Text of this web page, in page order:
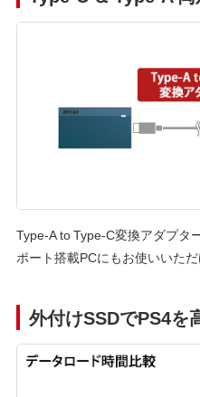
Type-A to Type-C変換アダプタ
ポート搭載PCにもお使いいただ
外付けSSDでPS4を